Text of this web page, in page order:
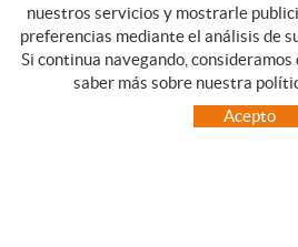
GUIA DE
COMO REALIZAR SUS
PREGUNTAS
nuestros servicios y mostrarle
preferencias mediante el análisis de
Si continua navegando, consideramos
saber más sobre nuestra
Acepto